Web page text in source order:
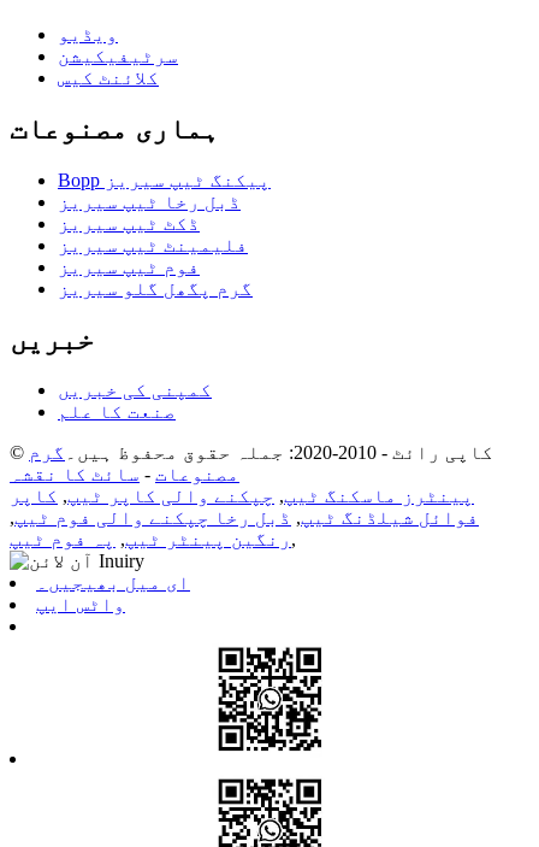
ویڈیو
سرٹیفیکیشن
کلائنٹ کیس
ہماری مصنوعات
Bopp پیکنگ ٹیپ سیریز
ڈبل رخا ٹیپ سیریز
ڈکٹ ٹیپ سیریز
فلیمینٹ ٹیپ سیریز
فوم ٹیپ سیریز
گرم پگھل گلو سیریز
خبریں
کمپنی کی خبریں
صنعت کا علم
© کاپی رائٹ - 2010-2020: جملہ حقوق محفوظ ہیں۔
گرم
مصنوعات - سائٹ کا نقشہ
پینٹرز ماسکنگ ٹیپ, چپکنے والی کاپر ٹیپ, کاپر
فوائل شیلڈنگ ٹیپ, ڈبل رخا چپکنے والی فوم ٹیپ,
رنگین پینٹر ٹیپ, پہ فوم ٹیپ ,
ای میل بھیجیں۔
واٹس ایپ